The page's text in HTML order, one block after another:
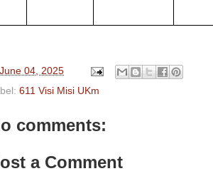
June 04, 2025
611 Visi Misi UKm
comments:
a Comment